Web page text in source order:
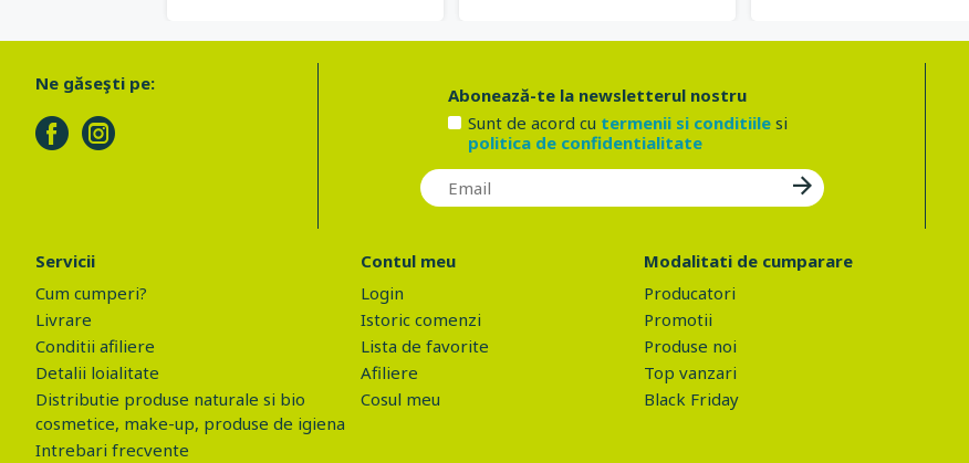
Ne găseşti pe:
Abonează-te la newsletterul nostru
Sunt de acord cu termenii si conditiilesi
politica de confidentialitate
Servicii
Cum cumperi?
Livrare
Conditii afiliere
Detalii loialitate
Distributie produse naturale si bio
cosmetice, make-up, produse de igiena
Intrebari frecvente
Contul meu
Login
Istoric comenzi
Lista de favorite
Afiliere
Cosul meu
Modalitati de cumparare
Producatori
Promotii
Produse noi
Top vanzari
Black Friday